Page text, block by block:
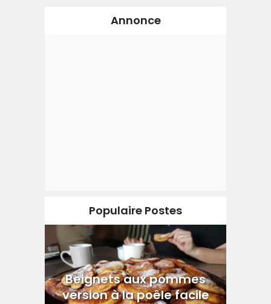
Annonce
Populaire Postes
Beignets aux pommes
version à la poêle facile